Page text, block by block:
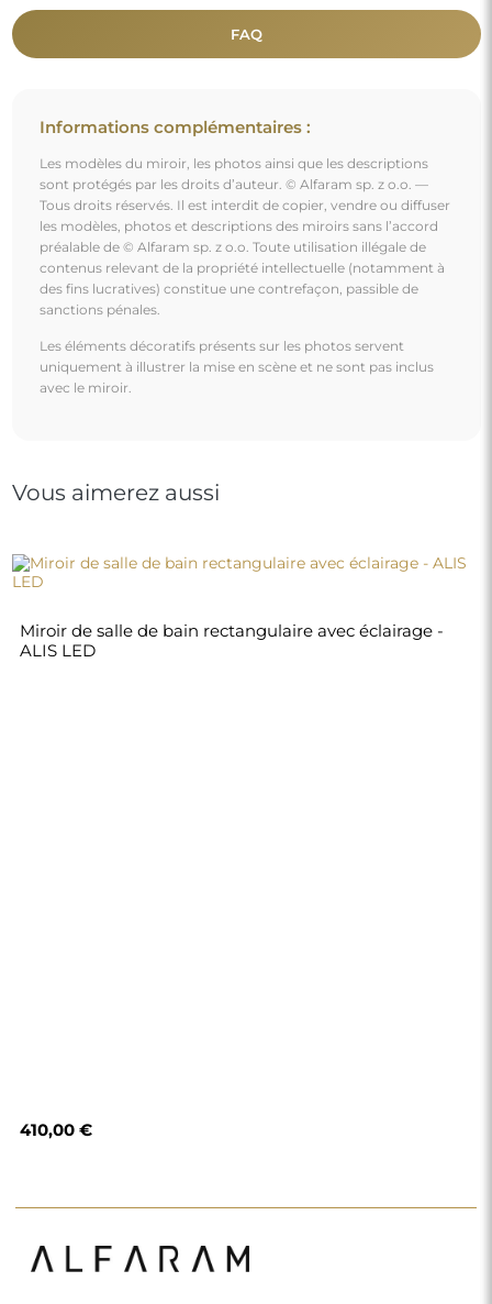
FAQ
Informations complémentaires :
Les modèles du miroir, les photos ainsi que les descriptions
sont protégés par les droits d’auteur. © Alfaram sp. z o.o. —
Tous droits réservés. Il est interdit de copier, vendre ou diffuser
les modèles, photos et descriptions des miroirs sans l’accord
préalable de © Alfaram sp. z o.o. Toute utilisation illégale de
contenus relevant de la propriété intellectuelle (notamment à
des fins lucratives) constitue une contrefaçon, passible de
sanctions pénales.
Les éléments décoratifs présents sur les photos servent
uniquement à illustrer la mise en scène et ne sont pas inclus
avec le miroir.
Vous aimerez aussi
Miroir de salle de bain rectangulaire avec éclairage -
ALIS LED
410,00 €